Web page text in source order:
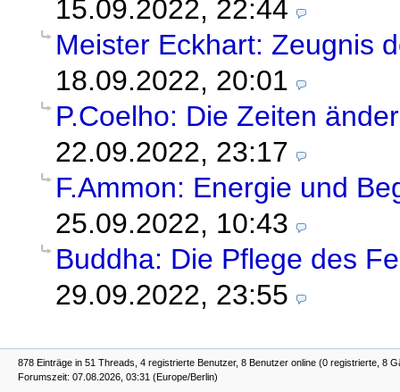
15.09.2022, 22:44
Meister Eckhart: Zeugnis
18.09.2022, 20:01
P.Coelho: Die Zeiten
22.09.2022, 23:17
F.Ammon: Energie und
25.09.2022, 10:43
Buddha: Die Pflege des
29.09.2022, 23:55
878 Einträge in 51 Threads, 4 registrierte Benutzer, 8 Benutzer online (0 registrierte, 8
Forumszeit: 07.08.2026, 03:31 (Europe/Berlin)